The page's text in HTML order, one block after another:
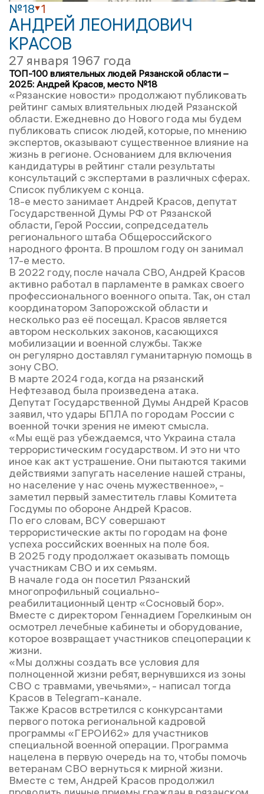
№18 1
АНДРЕЙ ЛЕОНИДОВИЧ
КРАСОВ
27 января 1967 года
ТОП-100 влиятельных людей Рязанской области –
2025: Андрей Красов, место №18
«Рязанские новости» продолжают публиковать
рейтинг самых влиятельных людей Рязанской
области. Ежедневно до Нового года мы будем
публиковать список людей, которые, по мнению
экспертов, оказывают существенное влияние на
жизнь в регионе. Основанием для включения
кандидатуры в рейтинг стали результаты
консультаций с экспертами в различных сферах.
Список публикуем с конца.
18-е место занимает Андрей Красов, депутат
Государственной Думы РФ от Рязанской
области, Герой России, сопредседатель
регионального штаба Общероссийского
народного фронта. В прошлом году он занимал
17-е место.
В 2022 году, после начала СВО, Андрей Красов
активно работал в парламенте в рамках своего
профессионального военного опыта. Так, он стал
координатором Запорожской области и
несколько раз её посещал. Красов является
автором нескольких законов, касающихся
мобилизации и военной службы. Также
он регулярно доставлял гуманитарную помощь в
зону СВО.
В марте 2024 года, когда на рязанский
Нефтезавод была произведена атака.
Депутат Государственной Думы Андрей Красов
заявил, что удары БПЛА по городам России с
военной точки зрения не имеют смысла.
«Мы ещё раз убеждаемся, что Украина стала
террористическим государством. И это ни что
иное как акт устрашение. Они пытаются такими
действиями запугать население нашей страны,
но население у нас очень мужественное», -
заметил первый заместитель главы Комитета
Госдумы по обороне Андрей Красов.
По его словам, ВСУ совершают
террористические акты по городам на фоне
успеха российских военных на поле боя.
В 2025 году продолжает оказывать помощь
участникам СВО и их семьям.
В начале года он посетил Рязанский
многопрофильный социально-
реабилитационный центр «Сосновый бор».
Вместе с директором Геннадием Горелкиным он
осмотрел лечебные кабинеты и оборудование,
которое возвращает участников спецоперации к
жизни.
«Мы должны создать все условия для
полноценной жизни ребят, вернувшихся из зоны
СВО с травмами, увечьями», - написал тогда
Красов в Telegram-канале.
Также Красов встретился с конкурсантами
первого потока региональной кадровой
программы «ГЕРОИ62» для участников
специальной военной операции. Программа
нацелена в первую очередь на то, чтобы помочь
ветеранам СВО вернуться к мирной жизни.
Вместе с тем, Андрей Красов продолжил